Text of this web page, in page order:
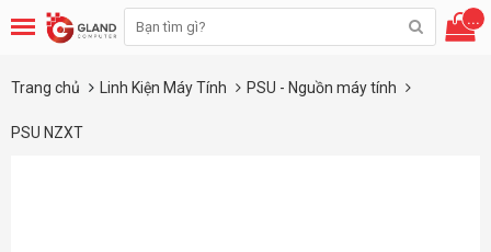
...
Trang chủ Linh Kiện Máy Tính PSU - Nguồn máy tính
PSU NZXT